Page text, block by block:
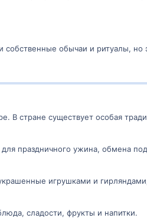
собственные обычаи и ритуалы, но
В стране существует особая
праздничного ужина, обмена
игрушками и
сладости, фрукты и напитки.